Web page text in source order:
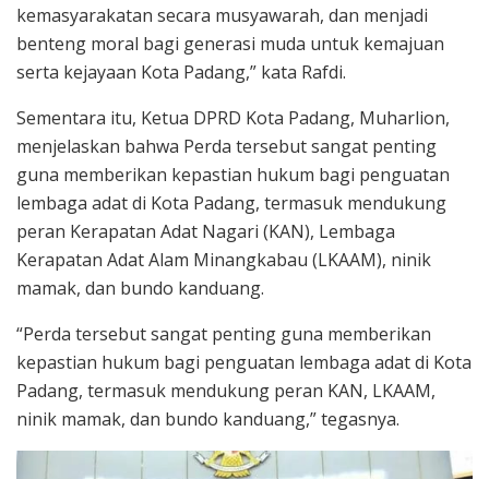
kemasyarakatan secara musyawarah, dan menjadi
benteng moral bagi generasi muda untuk kemajuan
serta kejayaan Kota Padang,” kata Rafdi.
Sementara itu, Ketua DPRD Kota Padang, Muharlion,
menjelaskan bahwa Perda tersebut sangat penting
guna memberikan kepastian hukum bagi penguatan
lembaga adat di Kota Padang, termasuk mendukung
peran Kerapatan Adat Nagari (KAN), Lembaga
Kerapatan Adat Alam Minangkabau (LKAAM), ninik
mamak, dan bundo kanduang.
“Perda tersebut sangat penting guna memberikan
kepastian hukum bagi penguatan lembaga adat di Kota
Padang, termasuk mendukung peran KAN, LKAAM,
ninik mamak, dan bundo kanduang,” tegasnya.